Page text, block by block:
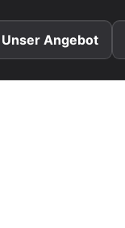
Unser Angebot